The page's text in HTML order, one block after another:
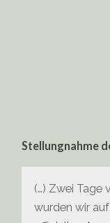
Stellungnahme
(…) Zwei Tage
wurden wir